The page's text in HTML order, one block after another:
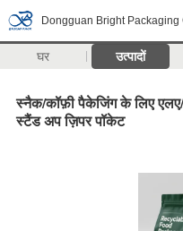
Dongguan Bright Packaging
घर उत्पादों
स्नैक/कॉफ़ी पैकेजिंग के लिए
स्टैंड अप ज़िपर पॉकेट